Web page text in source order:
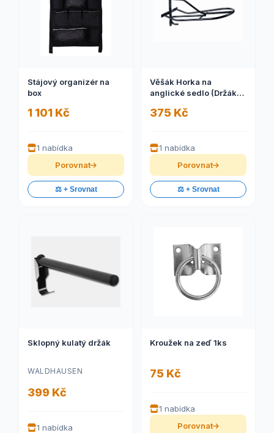
Stájový organizér na
box
1 101 Kč
1 nabídka
Porovnat
⚖️ + Srovnat
Věšák Horka na
anglické sedlo (Držák
375 Kč
1 nabídka
Porovnat
⚖️ + Srovnat
Sklopný kulatý držák
WALDHAUSEN
399 Kč
1 nabídka
Kroužek na zeď 1ks
75 Kč
1 nabídka
Porovnat